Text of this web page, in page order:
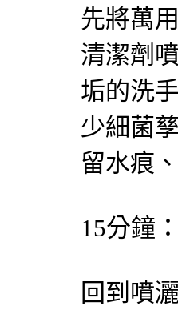
先將萬
清潔劑
垢的洗
少細菌
留水痕
15分鐘
回到噴